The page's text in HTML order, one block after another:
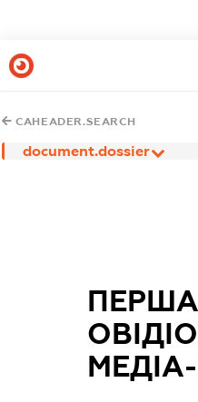
CAHEADER.SEARCH
document.dossier
ПЕРША